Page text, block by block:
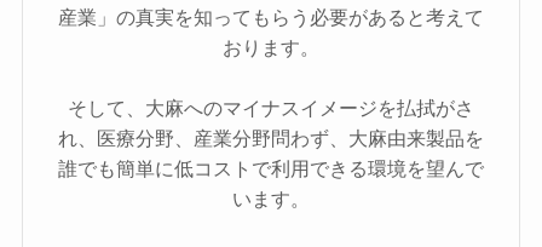
産業」の真実を知ってもらう必要があると考えて
おります。
そして、大麻へのマイナスイメージを払拭がさ
れ、医療分野、産業分野問わず、大麻由来製品を
誰でも簡単に低コストで利用できる環境を望んで
います。